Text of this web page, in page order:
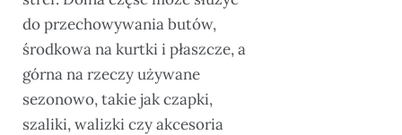
do przechowywania butów,
środkowa na kurtki i płaszcze, a
górna na rzeczy używane
sezonowo, takie jak czapki,
szaliki, walizki czy akcesoria